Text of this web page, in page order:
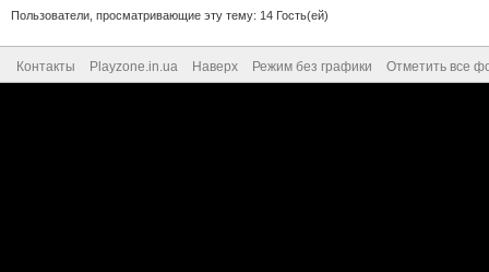
Пользователи, просматривающие эту тему: 14 Гость(ей)
Контакты Playzone.in.ua Наверх Режим без графики Отметить все